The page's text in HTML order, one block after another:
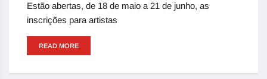
Estão abertas, de 18 de maio a 21 de junho, as
inscrições para artistas
READ MORE